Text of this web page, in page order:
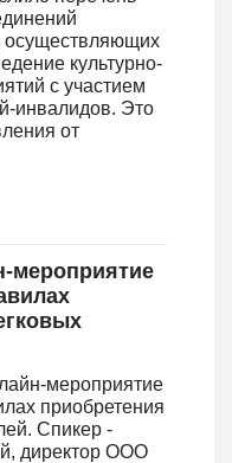
осуществляющих
культурно-
с участием
инвалидов. Это
от
мероприятие
мероприятие
приобретения
Спикер -
директор ООО